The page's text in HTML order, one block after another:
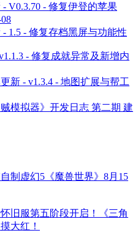
- V0.3.70 - 修复伊登的苹果
- 1.5 - 修复存档黑屏与功能性
- 修复成就异常及新增内
新 - v1.3.4 - 地图扩展与帮工
模拟器》开发日志 第二期 建
制虚幻5《魔兽世界》8月15
旧服第五阶段开启！《三角
大红！